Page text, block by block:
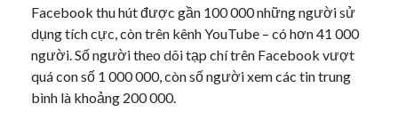
Facebook thu hút được gần 100 000 những người sử
dụng tích cực, còn trên kênh YouTube – có hơn 41 000
người. Số người theo dõi tạp chí trên Facebook vượt
quá con số 1 000 000, còn số người xem các tin trung
bình là khoảng 200 000.